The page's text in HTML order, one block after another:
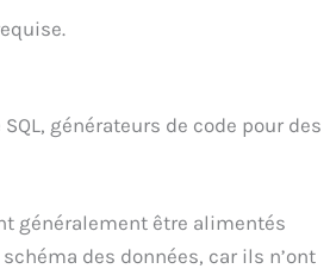
générateurs de code pour des
généralement être alimentés
des données, car ils n’ont